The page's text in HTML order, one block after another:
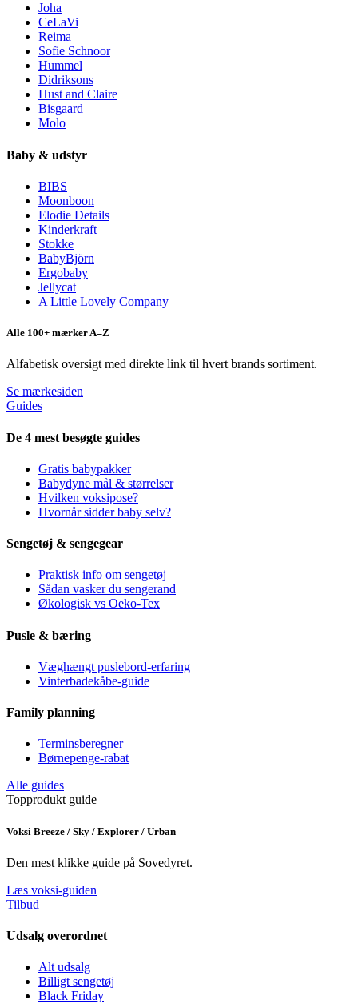
Joha
CeLaVi
Reima
Sofie Schnoor
Hummel
Didriksons
Hust and Claire
Bisgaard
Molo
Baby & udstyr
BIBS
Moonboon
Elodie Details
Kinderkraft
Stokke
BabyBjörn
Ergobaby
Jellycat
A Little Lovely Company
Alle 100+ mærker A–Z
Alfabetisk oversigt med direkte link til hvert brands sortiment.
Se mærkesiden
Guides
De 4 mest besøgte guides
Gratis babypakker
Babydyne mål & størrelser
Hvilken voksipose?
Hvornår sidder baby selv?
Sengetøj & sengegear
Praktisk info om sengetøj
Sådan vasker du sengerand
Økologisk vs Oeko-Tex
Pusle & bæring
Væghængt puslebord-erfaring
Vinterbadekåbe-guide
Family planning
Terminsberegner
Børnepenge-rabat
Alle guides
Topprodukt guide
Voksi Breeze / Sky / Explorer / Urban
Den mest klikke guide på Sovedyret.
Læs voksi-guiden
Tilbud
Udsalg overordnet
Alt udsalg
Billigt sengetøj
Black Friday